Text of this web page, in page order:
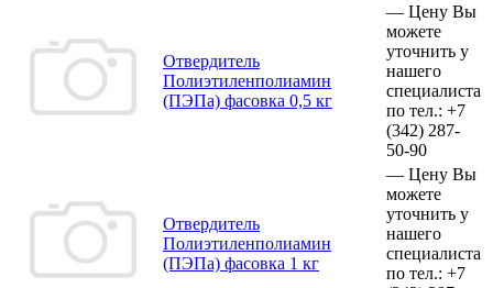
Отвердитель
Полиэтиленполиамин
(ПЭПа) фасовка 0,5 кг
— Цену Вы
можете
уточнить у
нашего
специалиста
по тел.: +7
(342) 287-
50-90
Отвердитель
Полиэтиленполиамин
(ПЭПа) фасовка 1 кг
— Цену Вы
можете
уточнить у
нашего
специалиста
по тел.: +7